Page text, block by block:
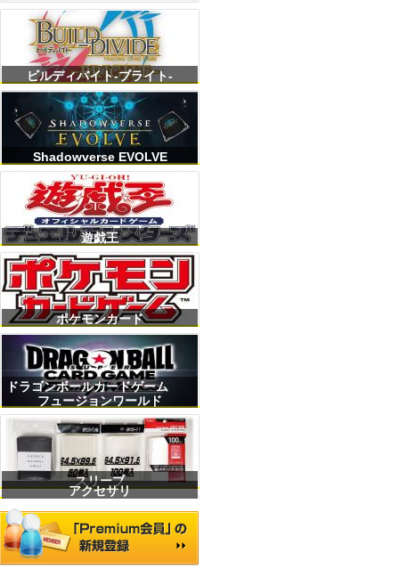
ビルディバイト-ブライト-
Shadowverse EVOLVE
遊戯王
ポケモンカード
ドラゴンボールカードゲーム
フュージョンワールド
スリーブ
アクセサリ